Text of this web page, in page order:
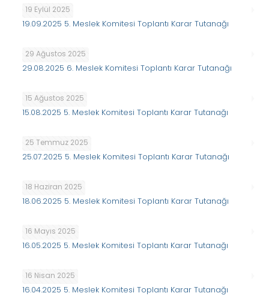
19 Eylül 2025
19.09.2025 5. Meslek Komitesi Toplantı Karar Tutanağı
29 Ağustos 2025
29.08.2025 6. Meslek Komitesi Toplantı Karar Tutanağı
15 Ağustos 2025
15.08.2025 5. Meslek Komitesi Toplantı Karar Tutanağı
25 Temmuz 2025
25.07.2025 5. Meslek Komitesi Toplantı Karar Tutanağı
18 Haziran 2025
18.06.2025 5. Meslek Komitesi Toplantı Karar Tutanağı
16 Mayıs 2025
16.05.2025 5. Meslek Komitesi Toplantı Karar Tutanağı
16 Nisan 2025
16.04.2025 5. Meslek Komitesi Toplantı Karar Tutanağı